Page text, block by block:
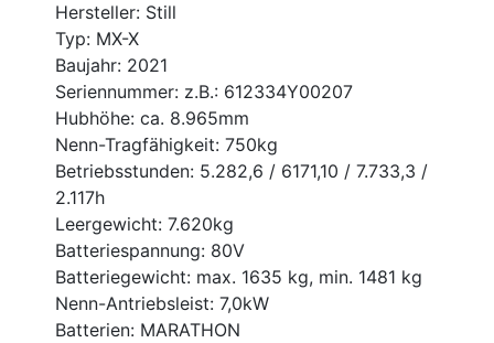
Hersteller: Still
Typ: MX-X
Baujahr: 2021
Seriennummer: z.B.: 612334Y00207
Hubhöhe: ca. 8.965mm
Nenn-Tragfähigkeit: 750kg
Betriebsstunden: 5.282,6 / 6171,10 / 7.733,3 /
2.117h
Leergewicht: 7.620kg
Batteriespannung: 80V
Batteriegewicht: max. 1635 kg, min. 1481 kg
Nenn-Antriebsleist: 7,0kW
Batterien: MARATHON